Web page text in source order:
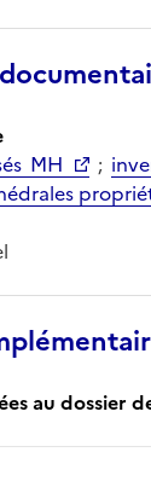
MH
;
au dossier